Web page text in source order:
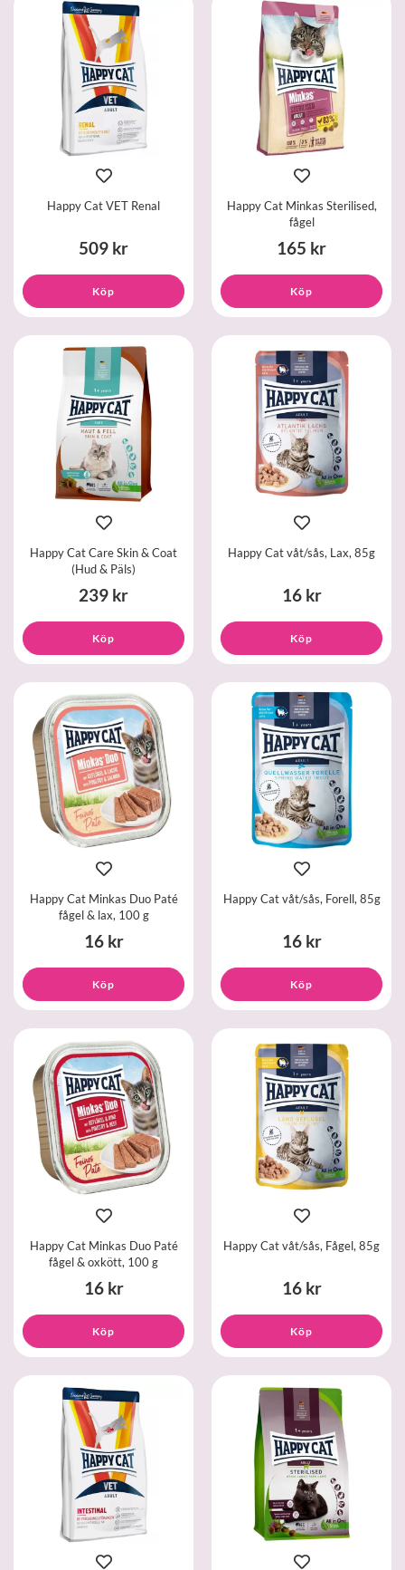
Happy Cat VET Renal
509 kr
Köp
Happy Cat Minkas Sterilised,
fågel
165 kr
Köp
Happy Cat Care Skin & Coat
(Hud & Päls)
239 kr
Köp
Happy Cat våt/sås, Lax, 85g
16 kr
Köp
Happy Cat Minkas Duo Paté
fågel & lax, 100 g
16 kr
Köp
Happy Cat våt/sås, Forell, 85g
16 kr
Köp
Happy Cat Minkas Duo Paté
fågel & oxkött, 100 g
16 kr
Köp
Happy Cat våt/sås, Fågel, 85g
16 kr
Köp